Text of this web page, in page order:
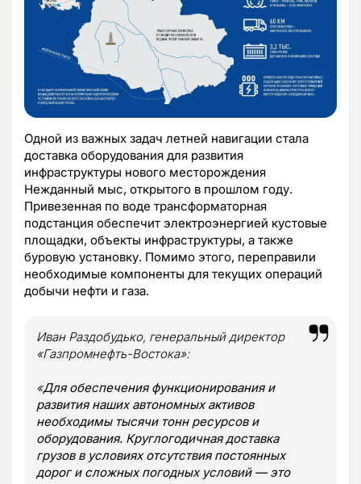
Одной из важных задач летней навигации стала
доставка оборудования для развития
инфраструктуры нового месторождения
Нежданный мыс, открытого в прошлом году.
Привезенная по воде трансформаторная
подстанция обеспечит электроэнергией кустовые
площадки, объекты инфраструктуры, а также
буровую установку. Помимо этого, переправили
необходимые компоненты для текущих операций
добычи нефти и газа.
Иван Раздобудько, генеральный директор
«Газпромнефть-Востока»:
«Для обеспечения функционирования и
развития наших автономных активов
необходимы тысячи тонн ресурсов и
оборудования. Круглогодичная доставка
грузов в условиях отсутствия постоянных
дорог и сложных погодных условий — это